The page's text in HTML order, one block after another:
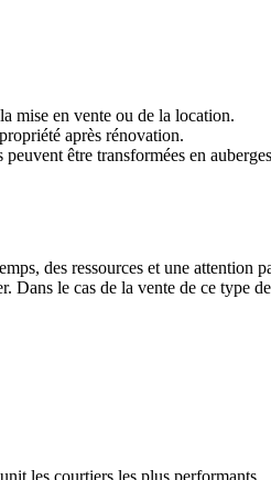
mise en vente ou de la location.
après rénovation.
peuvent être transformées en
des ressources et une
le cas de la vente de ce
les courtiers les plus performants.